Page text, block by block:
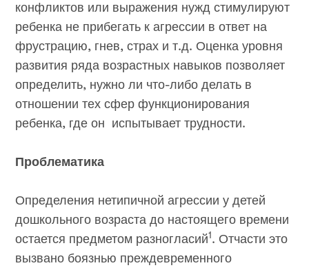
конфликтов или выражения нужд стимулируют
ребенка не прибегать к агрессии в ответ на
фрустрацию, гнев, страх и т.д. Оценка уровня
развития ряда возрастных навыков позволяет
определить, нужно ли что-либо делать в
отношении тех сфер функционирования
ребенка, где он испытывает трудности.
Проблематика
Определения нетипичной агрессии у детей
дошкольного возраста до настоящего времени
остается предметом разногласий1 . Отчасти это
вызвано боязнью преждевременного